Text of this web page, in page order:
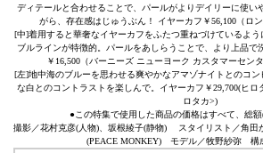
ディテールと合わせることで、パールがよりデイリーに使い
がら、存在感はじゅうぶん！ イヤーカフ￥56,100（ロ
[中]着用すると華奢なイヤーカフをふたつ重ねづけているよ
ブルラインが特徴的。パールをあしらうことで、より上品で
￥16,500（バーニーズ ニューヨーク カスタマーセン
[左]地中海のブルーを思わせる爽やかなアマゾナイトとのコ
な白とのコントラストを楽しんで。イヤーカフ￥29,700(ヒロ
ロタカ>)
●この特集で使用した商品の価格はすべて、総額
撮影／花村克彦(人物)、坂根綾子(静物) スタイリスト／角
(PEACE MONKEY) モデル／牧野紗弥 構